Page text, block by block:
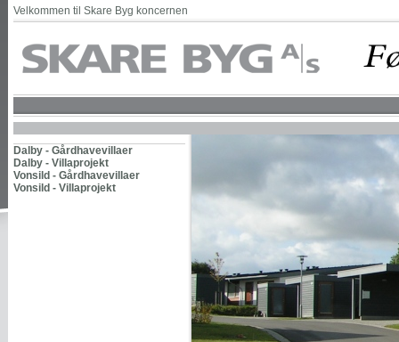
Velkommen til Skare Byg koncernen
Dalby - Gårdhavevillaer
Dalby - Villaprojekt
Vonsild - Gårdhavevillaer
Vonsild - Villaprojekt